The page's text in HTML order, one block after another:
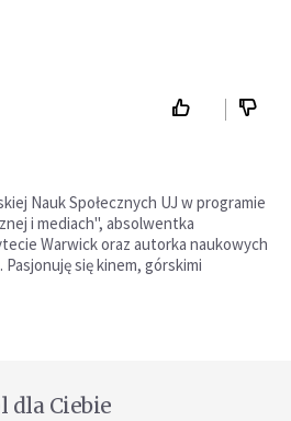
Nauk Społecznych UJ w programie
i mediach", absolwentka
Warwick oraz autorka naukowych
się kinem, górskimi
dla Ciebie